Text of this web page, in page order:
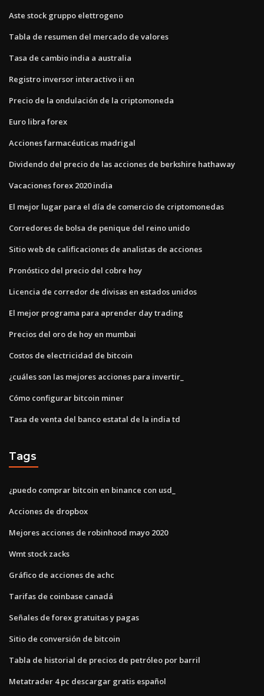
Aste stock gruppo elettrogeno
Tabla de resumen del mercado de valores
Tasa de cambio india a australia
Registro inversor interactivo ii en
Precio de la ondulación de la criptomoneda
Euro libra forex
Acciones farmacéuticas madrigal
Dividendo del precio de las acciones de berkshire hathaway
Vacaciones forex 2020 india
El mejor lugar para el día de comercio de criptomonedas
Corredores de bolsa de penique del reino unido
Sitio web de calificaciones de analistas de acciones
Pronóstico del precio del cobre hoy
Licencia de corredor de divisas en estados unidos
El mejor programa para aprender day trading
Precios del oro de hoy en mumbai
Costos de electricidad de bitcoin
¿cuáles son las mejores acciones para invertir_
Cómo configurar bitcoin miner
Tasa de venta del banco estatal de la india td
Tags
¿puedo comprar bitcoin en binance con usd_
Acciones de dropbox
Mejores acciones de robinhood mayo 2020
Wmt stock zacks
Gráfico de acciones de achc
Tarifas de coinbase canadá
Señales de forex gratuitas y pagas
Sitio de conversión de bitcoin
Tabla de historial de precios de petróleo por barril
Metatrader 4 pc descargar gratis español